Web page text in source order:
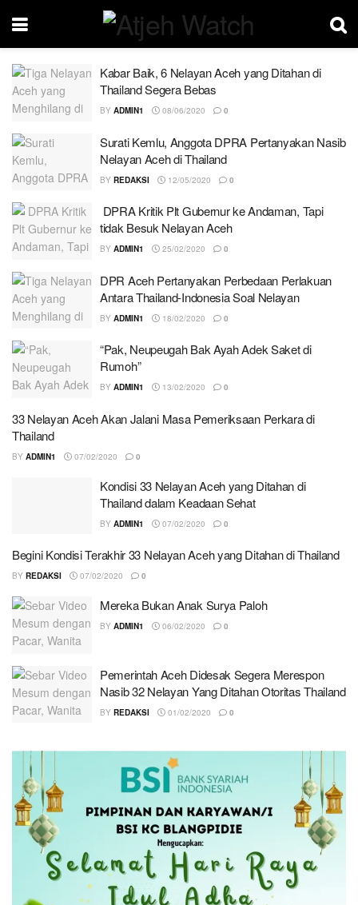
Kabar Baik, 6 Nelayan Aceh yang Ditahan di
Thailand Segera Bebas
BY ADMIN1 08/06/2020 0
Surati Kemlu, Anggota DPRA Pertanyakan Nasib
Nelayan Aceh di Thailand
BY REDAKSI 12/05/2020 0
DPRA Kritik Plt Gubernur ke Andaman, Tapi
tidak Besuk Nelayan Aceh
BY ADMIN1 25/02/2020 0
DPR Aceh Pertanyakan Perbedaan Perlakuan
Antara Thailand-Indonesia Soal Nelayan
BY ADMIN1 18/02/2020 0
“Pak, Neupeugah Bak Ayah Adek Saket di
Rumoh”
BY ADMIN1 13/02/2020 0
33 Nelayan Aceh Akan Jalani Masa Pemeriksaan Perkara di
Thailand
BY ADMIN1 07/02/2020 0
Kondisi 33 Nelayan Aceh yang Ditahan di
Thailand dalam Keadaan Sehat
BY ADMIN1 07/02/2020 0
Begini Kondisi Terakhir 33 Nelayan Aceh yang Ditahan di Thailand
BY REDAKSI 07/02/2020 0
Mereka Bukan Anak Surya Paloh
BY ADMIN1 06/02/2020 0
Pemerintah Aceh Didesak Segera Merespon
Nasib 32 Nelayan Yang Ditahan Otoritas Thailand
BY REDAKSI 01/02/2020 0